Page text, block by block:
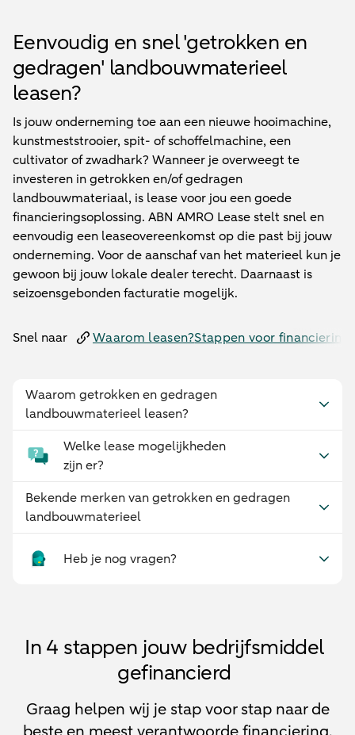
Eenvoudig en snel 'getrokken en
gedragen' landbouwmaterieel
leasen?
Is jouw onderneming toe aan een nieuwe hooimachine,
kunstmeststrooier, spit- of schoffelmachine, een
cultivator of zwadhark? Wanneer je overweegt te
investeren in getrokken en/of gedragen
landbouwmateriaal, is lease voor jou een goede
financieringsoplossing. ABN AMRO Lease stelt snel en
eenvoudig een leaseovereenkomst op die past bij jouw
onderneming. Voor de aanschaf van het materieel kun je
gewoon bij jouw lokale dealer terecht. Daarnaast is
seizoensgebonden facturatie mogelijk.
Snel naar Waarom leasen?Stappen voor financiering
Waarom getrokken en gedragen
landbouwmaterieel leasen?
Welke lease mogelijkheden
zijn er?
Bekende merken van getrokken en gedragen
landbouwmaterieel
Heb je nog vragen?
In 4 stappen jouw bedrijfsmiddel
gefinancierd
Graag helpen wij je stap voor stap naar de